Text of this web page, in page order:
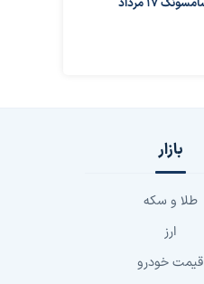
قیمت گوشی‌های سامسونگ 17 مرداد
بازار
طلا و سکه
ارز
قیمت خودرو